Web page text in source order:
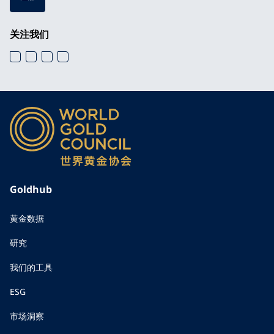
关注我们
Goldhub
黄金数据
研究
我们的工具
ESG
市场洞察